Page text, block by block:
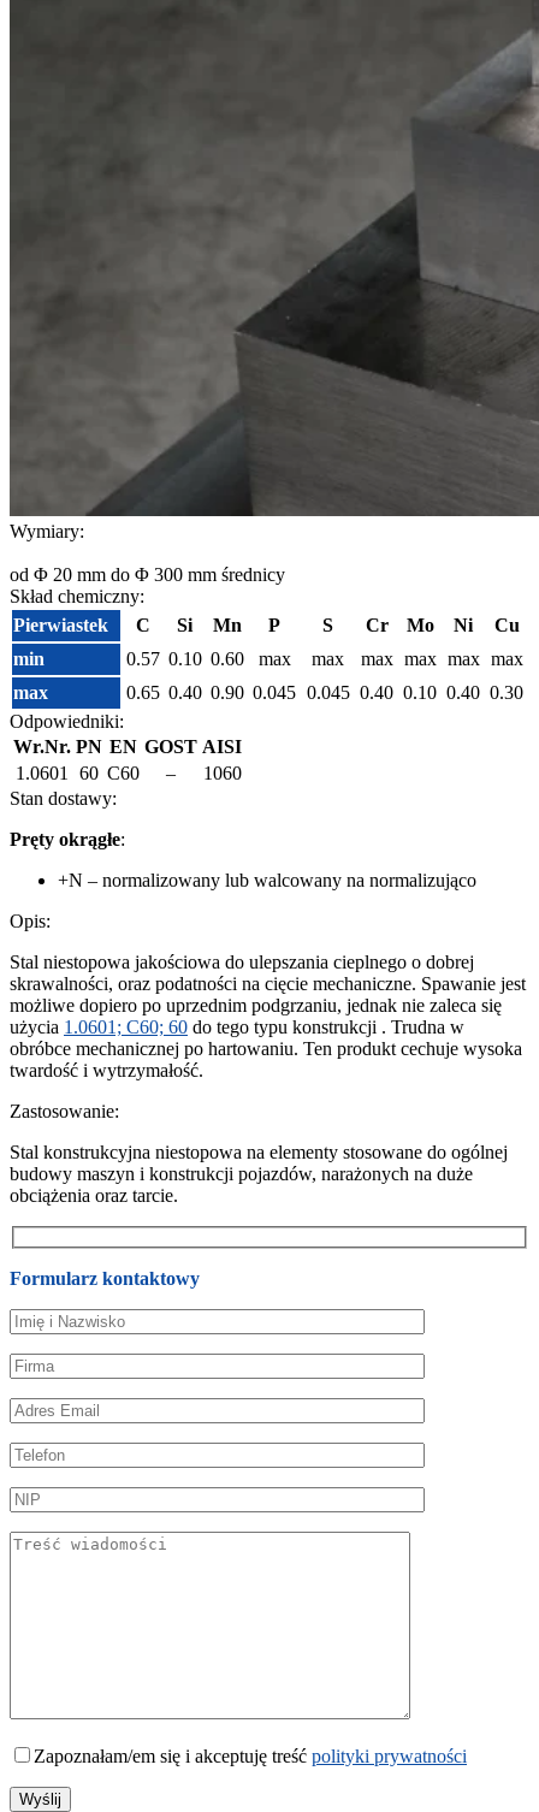
Wymiary:
od Φ 20 mm do Φ 300 mm średnicy
Skład chemiczny:
Pierwiastek
C Si Mn P S Cr Mo Ni
Cu
min
0.57 0.10 0.60 max max max max max max
max
0.65 0.40 0.90 0.045 0.045 0.40 0.10 0.40 0.30
Odpowiedniki:
Wr.Nr. PN EN GOST AISI
1.0601
60 C60 –
1060
Stan dostawy:
Pręty okrągłe:
+N – normalizowany lub walcowany na normalizująco
Opis:
Stal niestopowa jakościowa do ulepszania cieplnego o dobrej
skrawalności, oraz podatności na cięcie mechaniczne. Spawanie jest
możliwe dopiero po uprzednim podgrzaniu, jednak nie zaleca się
użycia 1.0601; C60; 60 do tego typu konstrukcji . Trudna w
obróbce mechanicznej po hartowaniu. Ten produkt cechuje wysoka
twardość i wytrzymałość.
Zastosowanie:
Stal konstrukcyjna niestopowa na elementy stosowane do ogólnej
budowy maszyn i konstrukcji pojazdów, narażonych na duże
obciążenia oraz tarcie.
Formularz kontaktowy
Zapoznałam/em się i akceptuję treść polityki prywatności